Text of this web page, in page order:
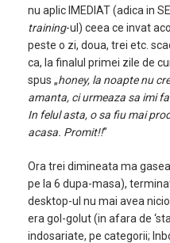
nu aplic IMEDIAT (adica in
training-ul) ceea ce invat
peste o zi, doua, trei etc.
ca, la finalul primei zile de
spus „honey, la noapte nu
amanta, ci urmeaza sa imi
In felul asta, o sa fiu mai
acasa. Promit!!”
Ora trei dimineata ma
pe la 6 dupa-masa),
desktop-ul nu mai avea
era gol-golut (in afara de
indosariate, pe categorii;